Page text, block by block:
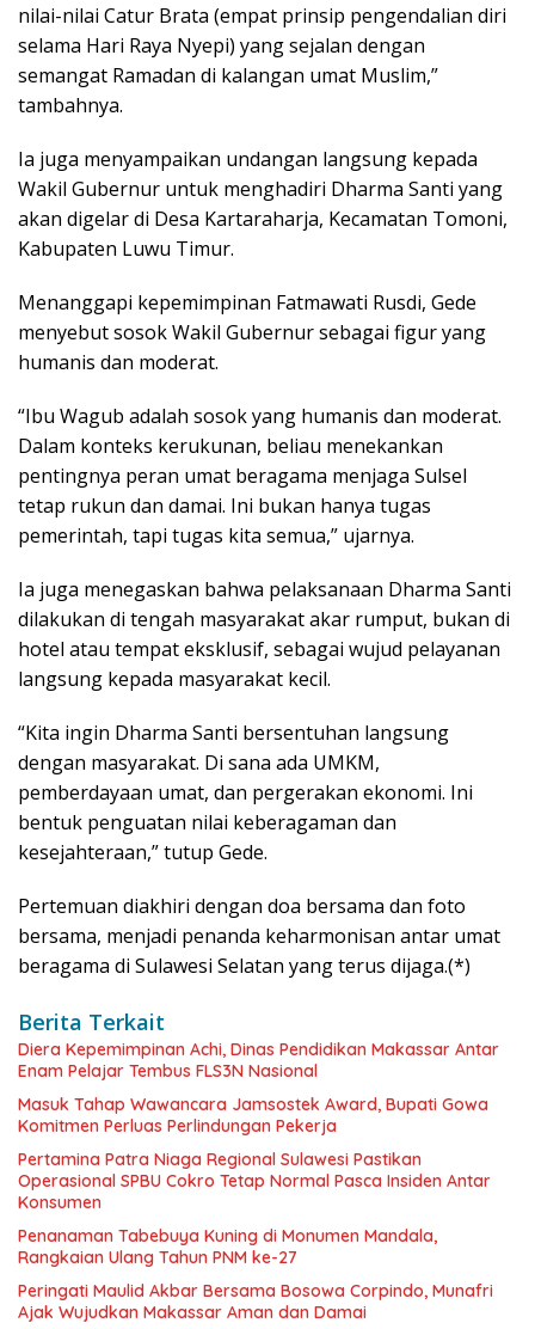
nilai-nilai Catur Brata (empat prinsip pengendalian diri
selama Hari Raya Nyepi) yang sejalan dengan
semangat Ramadan di kalangan umat Muslim,”
tambahnya.
Ia juga menyampaikan undangan langsung kepada
Wakil Gubernur untuk menghadiri Dharma Santi yang
akan digelar di Desa Kartaraharja, Kecamatan Tomoni,
Kabupaten Luwu Timur.
Menanggapi kepemimpinan Fatmawati Rusdi, Gede
menyebut sosok Wakil Gubernur sebagai figur yang
humanis dan moderat.
“Ibu Wagub adalah sosok yang humanis dan moderat.
Dalam konteks kerukunan, beliau menekankan
pentingnya peran umat beragama menjaga Sulsel
tetap rukun dan damai. Ini bukan hanya tugas
pemerintah, tapi tugas kita semua,” ujarnya.
Ia juga menegaskan bahwa pelaksanaan Dharma Santi
dilakukan di tengah masyarakat akar rumput, bukan di
hotel atau tempat eksklusif, sebagai wujud pelayanan
langsung kepada masyarakat kecil.
“Kita ingin Dharma Santi bersentuhan langsung
dengan masyarakat. Di sana ada UMKM,
pemberdayaan umat, dan pergerakan ekonomi. Ini
bentuk penguatan nilai keberagaman dan
kesejahteraan,” tutup Gede.
Pertemuan diakhiri dengan doa bersama dan foto
bersama, menjadi penanda keharmonisan antar umat
beragama di Sulawesi Selatan yang terus dijaga.(*)
Berita Terkait
Diera Kepemimpinan Achi, Dinas Pendidikan Makassar Antar
Enam Pelajar Tembus FLS3N Nasional
Masuk Tahap Wawancara Jamsostek Award, Bupati Gowa
Komitmen Perluas Perlindungan Pekerja
Pertamina Patra Niaga Regional Sulawesi Pastikan
Operasional SPBU Cokro Tetap Normal Pasca Insiden Antar
Konsumen
Penanaman Tabebuya Kuning di Monumen Mandala,
Rangkaian Ulang Tahun PNM ke-27
Peringati Maulid Akbar Bersama Bosowa Corpindo, Munafri
Ajak Wujudkan Makassar Aman dan Damai